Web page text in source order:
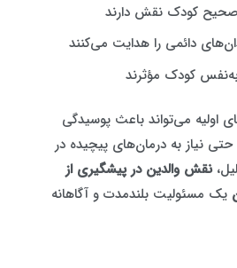
صحیح کودک نقش دارند
دائمی را هدایت می‌کنند
کودک مؤثرند
اولیه می‌تواند باعث پوسیدگی
نیاز به درمان‌های پیچیده در
نقش والدین در پیشگیری از
یک مسئولیت بلندمدت و آگاهانه